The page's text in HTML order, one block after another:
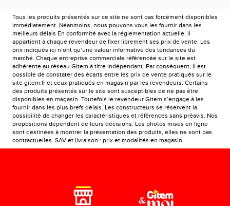
Tous les produits présentés sur ce site ne sont pas forcément disponibles
immédiatement. Néanmoins, nous pouvons vous les fournir dans les
meilleurs délais En conformité avec la réglementation actuelle, il
appartient à chaque revendeur de fixer librement ses prix de vente. Les
prix indiqués ici n’ont qu’une valeur informative des tendances du
marché. Chaque entreprise commerciale référencée sur le site est
adhérente au réseau Gitem à titre indépendant. Par conséquent, il est
possible de constater des écarts entre les prix de vente pratiqués sur le
site gitem.fr et ceux pratiqués en magasin par les revendeurs. Certains
des produits présentés sur le site sont susceptibles de ne pas être
disponibles en magasin. Toutefois le revendeur Gitem s’engage à les
fournir dans les plus brefs délais. Les constructeurs se réservent la
possibilité de changer les caractéristiques et références sans préavis. Nos
propositions dépendent de leurs décisions. Les photos mises en ligne
sont destinées à montrer la présentation des produits, elles ne sont pas
contractuelles. SAV et livraison : prix et modalités en magasin.